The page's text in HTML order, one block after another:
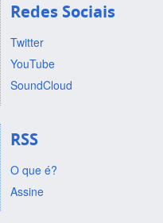
Redes Sociais
Twitter
YouTube
SoundCloud
RSS
O que é?
Assine